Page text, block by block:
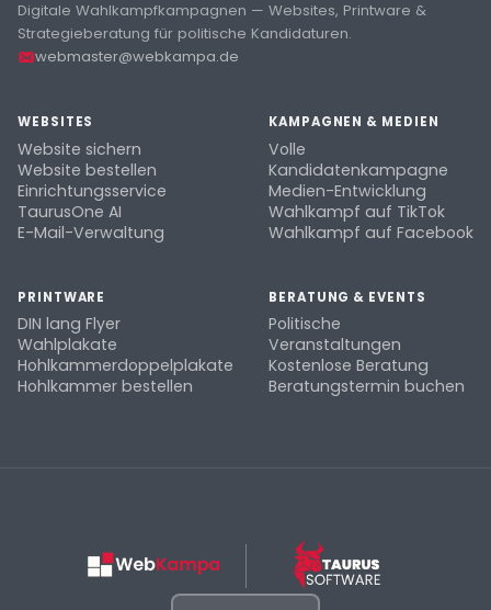
Digitale Wahlkampfkampagnen — Websites, Printware &
Strategieberatung für politische Kandidaturen.
webmaster@webkampa.de
WEBSITES
Website sichern
Website bestellen
Einrichtungsservice
TaurusOne AI
E-Mail-Verwaltung
KAMPAGNEN & MEDIEN
Volle
Kandidatenkampagne
Medien-Entwicklung
Wahlkampf auf TikTok
Wahlkampf auf Facebook
PRINTWARE
DIN lang Flyer
Wahlplakate
Hohlkammerdoppelplakate
Hohlkammer bestellen
BERATUNG & EVENTS
Politische
Veranstaltungen
Kostenlose Beratung
Beratungstermin buchen